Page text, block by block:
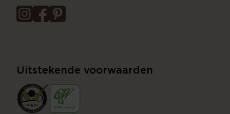
Uitstekende voorwaarden